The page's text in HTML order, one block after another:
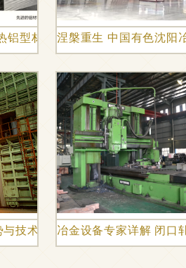
型材、机械型材、电源盒铝型材
涅槃重生 中国有色沈阳
与技术革新冶金设备专家详解 闭口